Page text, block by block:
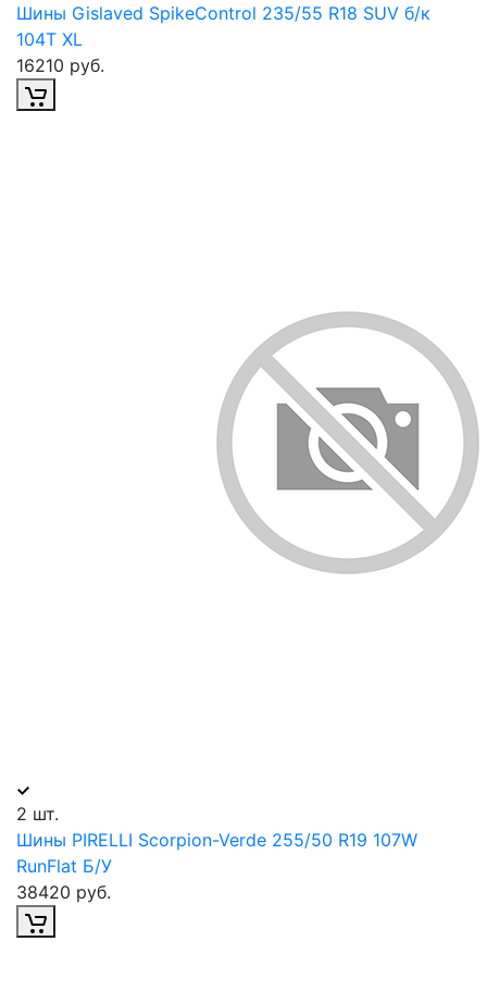
Шины Gislaved SpikeControl 235/55 R18 SUV б/к
104T XL
16210 руб.
2 шт.
Шины PIRELLI Scorpion-Verde 255/50 R19 107W
RunFlat Б/У
38420 руб.